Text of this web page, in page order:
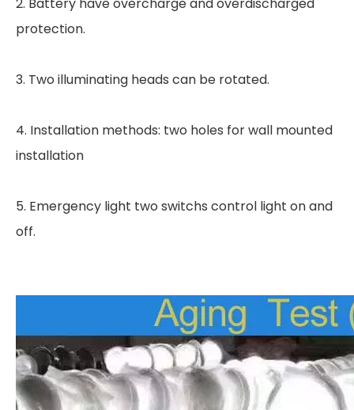
protection.
3. Two illuminating heads can be rotated.
4. Installation methods: two holes for wall mounted
installation
5. Emergency light two switchs control light on and
off.